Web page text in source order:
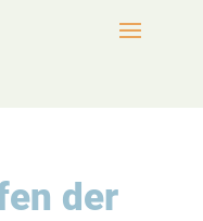
der